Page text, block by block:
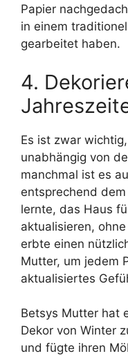
Papier
in einem
gearbeitet haben.
4.
Es ist zwar
unabhängig von
manchmal ist es
entsprechend
lernte, das Haus
aktualisieren,
erbte einen
Mutter, um jedem
aktualisiertes
Betsys Mutter hat
Dekor von Winter
und fügte ihren